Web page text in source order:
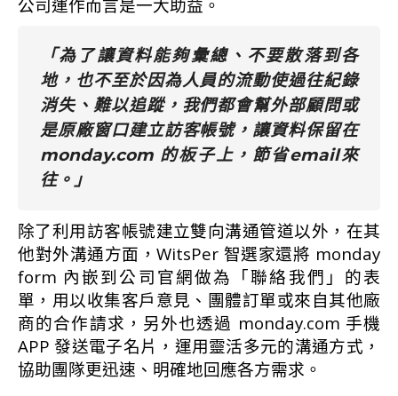
公司運作而言是一大助益。
「為了讓資料能夠彙總、不要散落到各
地，也不至於因為人員的流動使過往紀錄
消失、難以追蹤，我們都會幫外部顧問或
是原廠窗口建立訪客帳號，讓資料保留在
monday.com 的板子上，節省email來
往。」
除了利用訪客帳號建立雙向溝通管道以外，在其
他對外溝通方面，WitsPer 智選家還將 monday
form 內嵌到公司官網做為「聯絡我們」的表
單，用以收集客戶意見、團體訂單或來自其他廠
商的合作請求，另外也透過 monday.com 手機
APP 發送電子名片，運用靈活多元的溝通方式，
協助團隊更迅速、明確地回應各方需求。